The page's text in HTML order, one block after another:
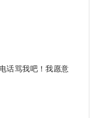
话骂我吧！我愿意